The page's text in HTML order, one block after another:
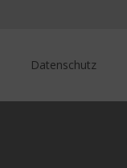
Datenschutz